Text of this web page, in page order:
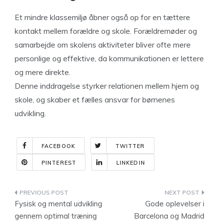
Et mindre klassemiljø åbner også op for en tættere
kontakt mellem forældre og skole. Forældremøder og
samarbejde om skolens aktiviteter bliver ofte mere
personlige og effektive, da kommunikationen er lettere
og mere direkte.
Denne inddragelse styrker relationen mellem hjem og
skole, og skaber et fælles ansvar for børnenes
udvikling.
FACEBOOK TWITTER
PINTEREST LINKEDIN
Indlægsnavigation
Fysisk og mental udvikling
gennem optimal træning
Gode oplevelser i
Barcelona og Madrid